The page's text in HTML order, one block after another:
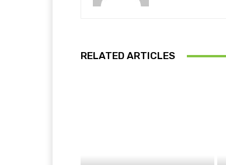
RELATED ARTICLES